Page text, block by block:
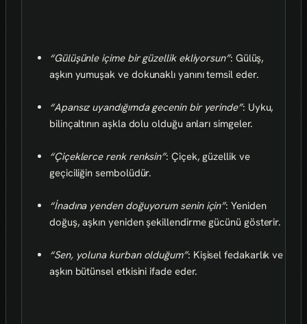
“Gülüşünle içime bir güzellik ekliyorsun”: Gülüş,
aşkın yumuşak ve dokunaklı yanını temsil eder.
“Apansız uyandığımda gecenin bir yerinde”: Uyku,
bilinçaltının aşkla dolu olduğu anları simgeler.
“Çiçeklerce renk renksin”: Çiçek, güzellik ve
geçiciliğin sembolüdür.
“İnadına yenden doğuyorum senin için”: Yeniden
doğuş, aşkın yeniden şekillendirme gücünü gösterir.
“Sen, yoluna kurban olduğum”: Kişisel fedakarlık ve
aşkın bütünsel etkisini ifade eder.